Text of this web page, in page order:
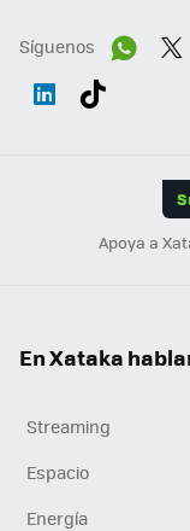
Síguenos
Apoya a
En Xataka
Streaming
Espacio
Energía